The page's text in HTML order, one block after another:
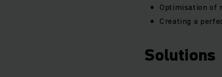
Optimisation of
Creating a
Solutions